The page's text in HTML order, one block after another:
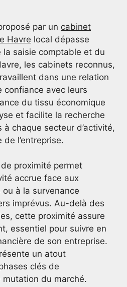
par un cabinet
Havre local dépasse
saisie comptable et du
les cabinets reconnus,
dans une relation
confiance avec leurs
du tissu économique
et facilite la recherche
chaque secteur d’activité,
l’entreprise.
proximité permet
accrue face aux
à la survenance
imprévus. Au-delà des
cette proximité assure
essentiel pour suivre en
de son entreprise.
un atout
clés de
du marché.